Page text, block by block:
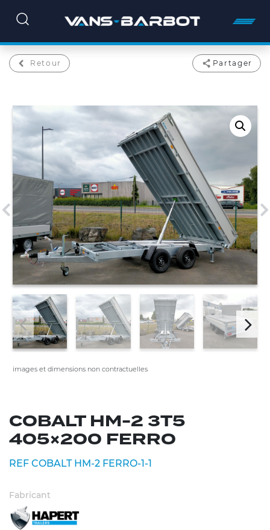
images et dimensions non contractuelles
COBALT HM-2 3T5
405×200 FERRO
REF COBALT HM-2 FERRO-1-1
Fabricant
Retour Partager